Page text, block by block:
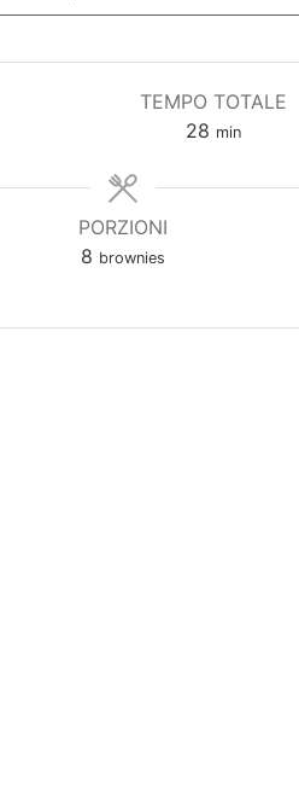
TEMPO TOTALE
28 minuti
min
PORZIONI
8 brownies